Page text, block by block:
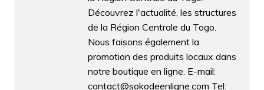
Découvrez l'actualité, les structures
de la Région Centrale du Togo.
Nous faisons également la
promotion des produits locaux dans
notre boutique en ligne. E-mail:
contact@sokodeenligne.com Tel: